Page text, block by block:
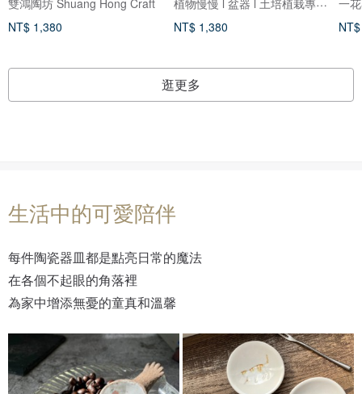
雙鴻陶坊 Shuang Hong Craft
NT$ 1,380
NT$ 1,380
一
逛更多
生活中的可愛陪伴
每件陶瓷器皿都是點亮日常的魔法
在各個不起眼的角落裡
為家中增添無憂的童真和溫馨